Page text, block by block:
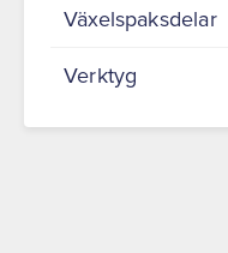
Växelspaksdelar
Verktyg